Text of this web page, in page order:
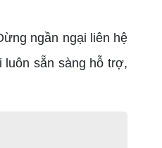
ngần ngại liên hệ
sẵn sàng hỗ trợ,